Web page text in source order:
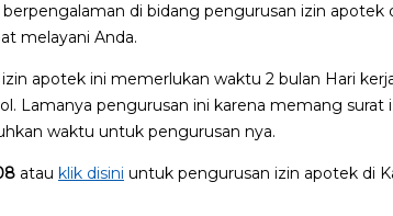
di bidang pengurusan izin apotek
melayani Anda.
apotek ini memerlukan waktu 2 bulan Hari
Lamanya pengurusan ini karena memang
waktu untuk pengurusan nya.
atau klik disini untuk pengurusan izin apotek di